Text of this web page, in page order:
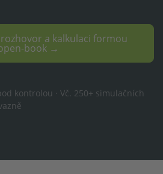
a kalkulaci formou
book →
kontrolou · Vč. 250+ simulačních